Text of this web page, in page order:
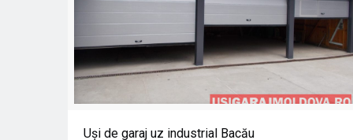
Uşi de garaj uz industrial Bacău
Uşi de garaj uz industrial Bacău